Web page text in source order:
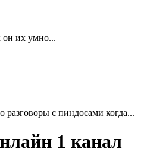
он их умно...
разговоры с пиндосами когда...
1 канал